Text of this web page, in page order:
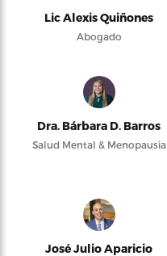
Lic Alexis Quiñones
Abogado
Dra. Bárbara D. Barros
Salud Mental & Menopausia
José Julio Aparicio